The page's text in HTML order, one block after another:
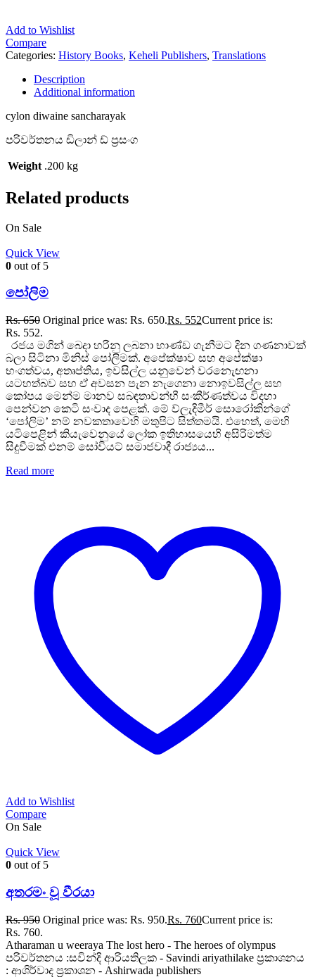
Add to Wishlist
Compare
Categories: History Books, Keheli Publishers, Translations
Description
Additional information
cylon diwaine sancharayak
පරිවර්තනය ඩිලාන් ඩ් ප්‍රසංග
Weight .200 kg
Related products
On Sale
Quick View
0 out of 5
පෝලිම
Rs.650 Original price was: Rs. 650.Rs. 552Current price is:
Rs. 552.
රජය මගින් බෙදා හරිනු ලබනා භාණ්ඩ ගැනීමට දින ගණනාවක්
බලා සිටිනා මිනිස් පෝලිමක්. අපේක්ෂාව සහ අපේක්ෂා
භංගත්වය, අතෘප්තිය, ඉවසිල්ල යනුවෙන් වරනැෙඟනා
යටහත්බව සහ ඒ අවසන පැන නැගෙනා නොඉවසිල්ල සහ
කෝපය මෙන්ම මානව සබඳතාවන්හී සංකීර්ණත්වය විදහා
පෙන්වන කෙටි සංවාද පෙළක්. මේ ව්ලැදිමීර් සොරෝකින්ගේ
‘පෝලිම’ නම් නවකතාවෙහි මතුපිට සිත්තමයි. එහෙත්, මෙහි
යටිපෙළින් කියැවෙනුයේ ලෝක ඉතිහාසයෙහි අසිරිමත්ම
සිදුවීමක් එනම් සෝවියට් සමාජවාදී රාජ්‍යය...
Read more
Add to Wishlist
Compare
On Sale
Quick View
0 out of 5
අතරමං වූ වීරයා
Rs.950 Original price was: Rs. 950.Rs. 760Current price is:
Rs. 760.
Atharaman u weeraya The lost hero - The heroes of olympus
පරිවර්තනය :සවින්දි ආරියතිලක - Savindi ariyathilake ප්‍රකාශනය
: ආශිර්වාද ප්‍රකාශන - Ashirwada publishers